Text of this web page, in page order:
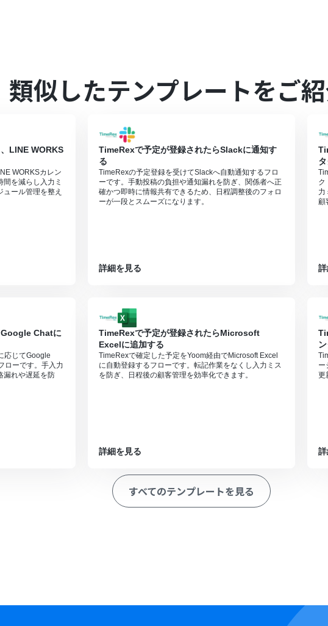
ご注意ください。
ランは、2週間の無料トライアルを行うことが可能です。無料トライアル中には制
「 料金プランのページ 」をご参照ください。
類似したテンプレートをご
LINE WORKS
WORKSカレン
を減らし入力ミ
ール管理を整え
TimeRexで予定が登録されたらSlackに通知す
る
TimeRexの予定登録を受けてSlackへ自動通知するフロ
ーです。手動投稿の負担や通知漏れを防ぎ、関係者へ正
確かつ即時に情報共有できるため、日程調整後のフォロ
ーが一段とスムーズになります。
詳細を見る
ク
力
顧
Chatに
応じてGoogle
ローです。手入力
漏れや遅延を防
TimeRexで予定が登録されたらMicrosoft
Excelに追加する
TimeRexで確定した予定をYoom経由でMicrosoft Excel
に自動登録するフローです。転記作業をなくし入力ミス
を防ぎ、日程後の顧客管理を効率化できます。
詳細を見る
ー
更
すべてのテンプレートを見る